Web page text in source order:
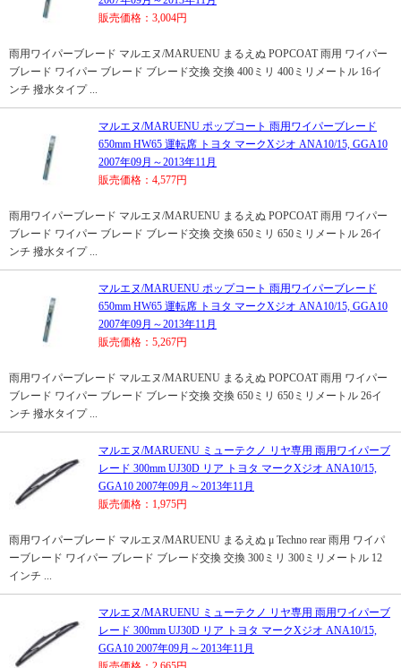
販売価格：3,004円
雨用ワイパーブレード マルエヌ/MARUENU まるえぬ POPCOAT 雨用 ワイパー
ブレード ワイパー ブレード ブレード交換 交換 400ミリ 400ミリメートル 16イ
ンチ 撥水タイプ ...
マルエヌ/MARUENU ポップコート 雨用ワイパーブレード
650mm HW65 運転席 トヨタ マークXジオ ANA10/15, GGA10
2007年09月～2013年11月
販売価格：4,577円
雨用ワイパーブレード マルエヌ/MARUENU まるえぬ POPCOAT 雨用 ワイパー
ブレード ワイパー ブレード ブレード交換 交換 650ミリ 650ミリメートル 26イ
ンチ 撥水タイプ ...
マルエヌ/MARUENU ポップコート 雨用ワイパーブレード
650mm HW65 運転席 トヨタ マークXジオ ANA10/15, GGA10
2007年09月～2013年11月
販売価格：5,267円
雨用ワイパーブレード マルエヌ/MARUENU まるえぬ POPCOAT 雨用 ワイパー
ブレード ワイパー ブレード ブレード交換 交換 650ミリ 650ミリメートル 26イ
ンチ 撥水タイプ ...
マルエヌ/MARUENU ミューテクノ リヤ専用 雨用ワイパーブ
レード 300mm UJ30D リア トヨタ マークXジオ ANA10/15,
GGA10 2007年09月～2013年11月
販売価格：1,975円
雨用ワイパーブレード マルエヌ/MARUENU まるえぬ μ Techno rear 雨用 ワイパ
ーブレード ワイパー ブレード ブレード交換 交換 300ミリ 300ミリメートル 12
インチ ...
マルエヌ/MARUENU ミューテクノ リヤ専用 雨用ワイパーブ
レード 300mm UJ30D リア トヨタ マークXジオ ANA10/15,
GGA10 2007年09月～2013年11月